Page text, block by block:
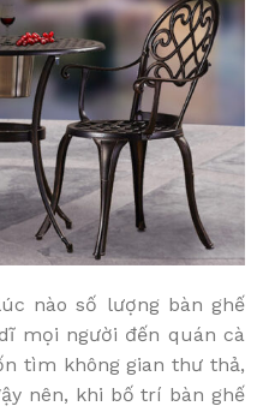
nào số lượng bàn ghế
mọi người đến quán cà
tìm không gian thư thả,
nên, khi bố trí bàn ghế